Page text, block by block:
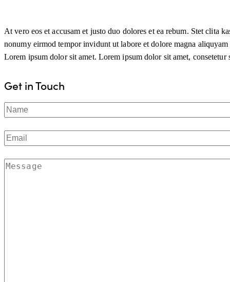
At vero eos et accusam et justo duo dolores et ea rebum. Stet clita
nonumy eirmod tempor invidunt ut labore et dolore magna
Lorem ipsum dolor sit amet. Lorem ipsum dolor sit amet, consetetur
Get in Touch